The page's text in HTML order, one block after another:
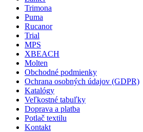
Trimona
Puma
Rucanor
Trial
MPS
XBEACH
Molten
Obchodné podmienky
Ochrana osobných údajov (GDPR)
Katalógy
Veľkostné tabuľky
Doprava a platba
Potlač textilu
Kontakt